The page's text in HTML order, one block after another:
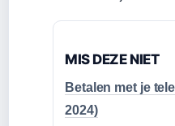
MIS DEZE NIET
Betalen met je
2024)